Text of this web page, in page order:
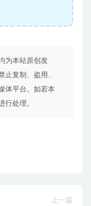
为本站原创发
止复制、盗用、
体平台。如若本
行处理。
上一篇